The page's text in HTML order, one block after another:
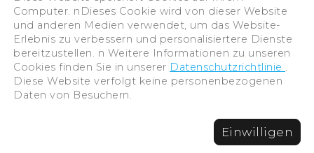
©Hiroshima Tourism Association /
Hiroshima Prefecture / Hiroshima City .
All rights reserved
Computer. nDieses Cookie wird von dieser Website
und anderen Medien verwendet, um das Website-
Erlebnis zu verbessern und personalisiertere Dienste
bereitzustellen. n Weitere Informationen zu unseren
Cookies finden Sie in unserer Datenschutzrichtlinie .
Diese Website verfolgt keine personenbezogenen
Daten von Besuchern.
Einwilligen